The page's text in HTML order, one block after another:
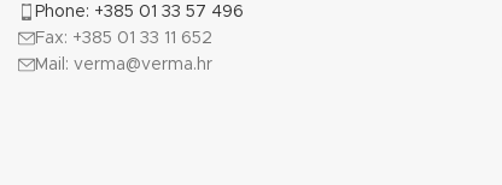
Phone: +385 01 33 57 496
Fax: +385 01 33 11 652
Mail: verma@verma.hr